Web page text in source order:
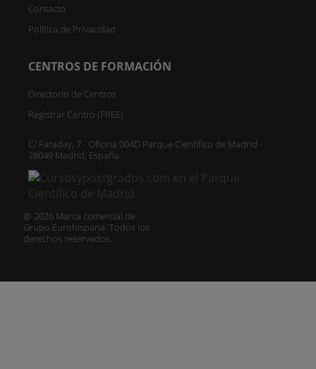
Contacto
Política de Privacidad
CENTROS DE FORMACIÓN
Directorio de Centros
Registrar Centro (FREE)
C/ Faraday, 7 - Oficina 004D Parque Científico de Madrid -
28049 Madrid, España
@ 2026 Marca comercial de
Grupo Eurohispana. Todos los
derechos reservados.